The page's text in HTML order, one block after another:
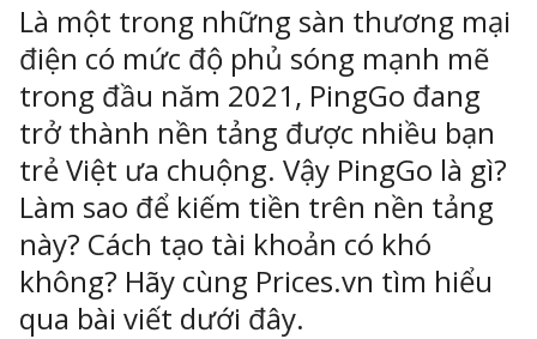
Nghệ 24h
Là một trong những sàn thương mại
điện có mức độ phủ sóng mạnh mẽ
trong đầu năm 2021, PingGo đang
trở thành nền tảng được nhiều bạn
trẻ Việt ưa chuộng. Vậy PingGo là gì?
Làm sao để kiếm tiền trên nền tảng
này? Cách tạo tài khoản có khó
không? Hãy cùng Prices.vn tìm hiểu
qua bài viết dưới đây.